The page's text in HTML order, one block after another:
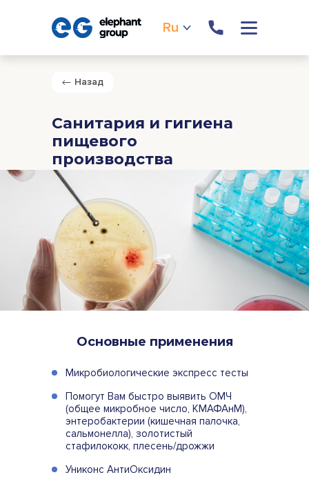
Ru
Назад
Санитария и гигиена
пищевого
производства
Микробиологические экспресс тесты
Помогут Вам быстро выявить ОМЧ
(общее микробное число, КМАФАнМ),
энтеробактерии (кишечная палочка,
сальмонелла), золотистый
стафилококк, плесень/дрожжи
Униконс АнтиОксидин
Основные применения